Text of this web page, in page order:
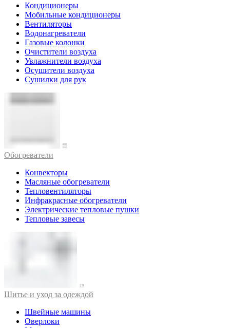
Кондиционеры
Мобильные кондиционеры
Вентиляторы
Водонагреватели
Газовые колонки
Очистители воздуха
Увлажнители воздуха
Осушители воздуха
Сушилки для рук
Обогреватели
Конвекторы
Масляные обогреватели
Тепловентиляторы
Инфракрасные обогреватели
Электрические тепловые пушки
Тепловые завесы
Шитье и уход за одеждой
Швейные машины
Оверлоки